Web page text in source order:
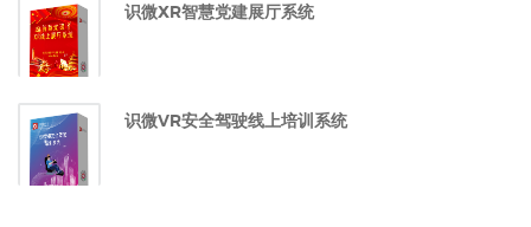
识微XR智慧党建展厅系统
识微VR安全驾驶线上培训系统